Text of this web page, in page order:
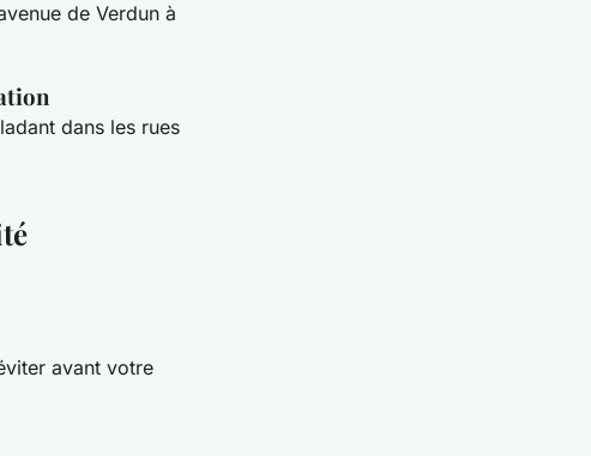
de Verdun à
dans les rues
avant votre